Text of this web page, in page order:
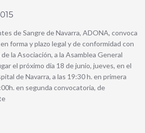
de Sangre de Navarra, ADONA, convoca
forma y plazo legal y de conformidad con
la Asociación, a la Asamblea General
el próximo día 18 de junio, jueves, en el
de Navarra, a las 19:30 h. en primera
en segunda convocatoria, de